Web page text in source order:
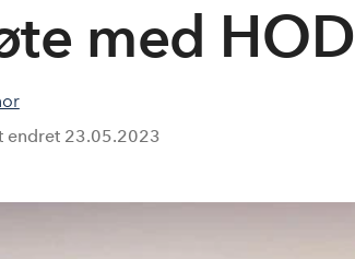
med HOD
endret 23.05.2023